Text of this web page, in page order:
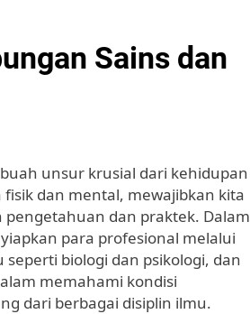
Sains dan
unsur krusial dari kehidupan
dan mental, mewajibkan kita
dan praktek. Dalam
para profesional melalui
biologi dan psikologi, dan
memahami kondisi
dari berbagai disiplin ilmu.